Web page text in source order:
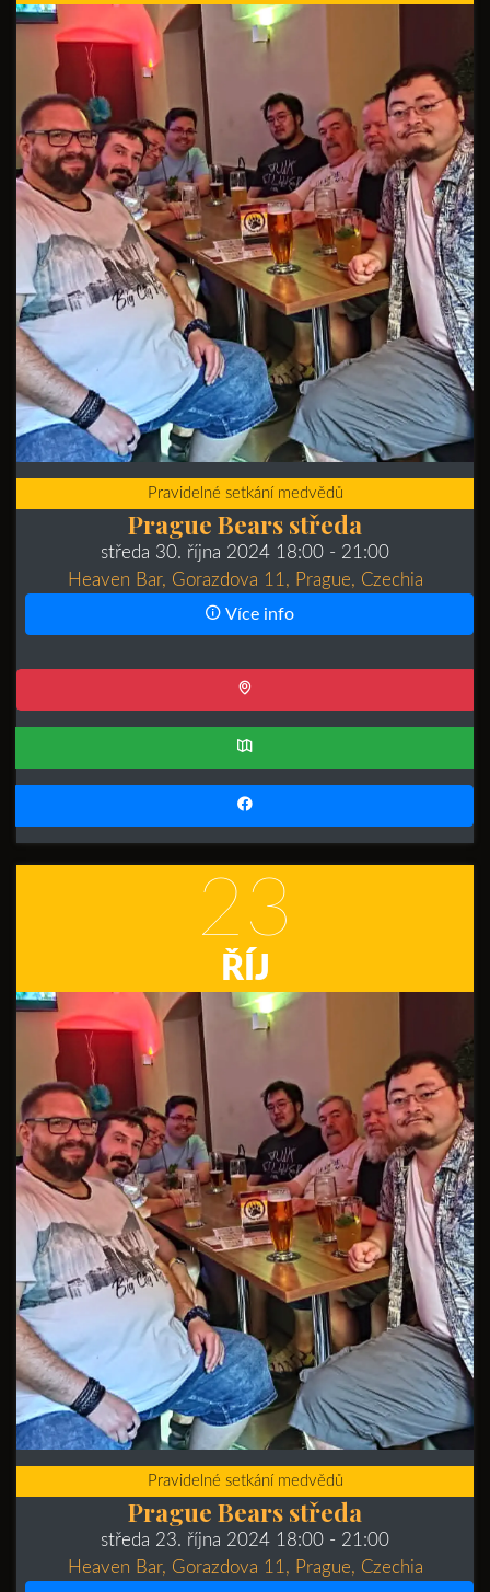
Pravidelné setkání medvědů
Prague Bears středa
středa 30. října 2024 18:00 - 21:00
Heaven Bar, Gorazdova 11, Prague, Czechia
Více info
23
ŘÍJ
Pravidelné setkání medvědů
Prague Bears středa
středa 23. října 2024 18:00 - 21:00
Heaven Bar, Gorazdova 11, Prague, Czechia